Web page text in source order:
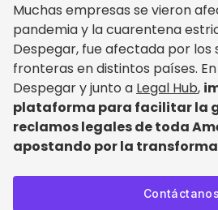
Muchas empresas se vieron
pandemia y la cuarentena
Despegar, fue afectada por los
fronteras en distintos países.
Despegar y junto a Legal Hub,
plataforma para facilitar la
reclamos legales de toda
apostando por la
Contáctanos